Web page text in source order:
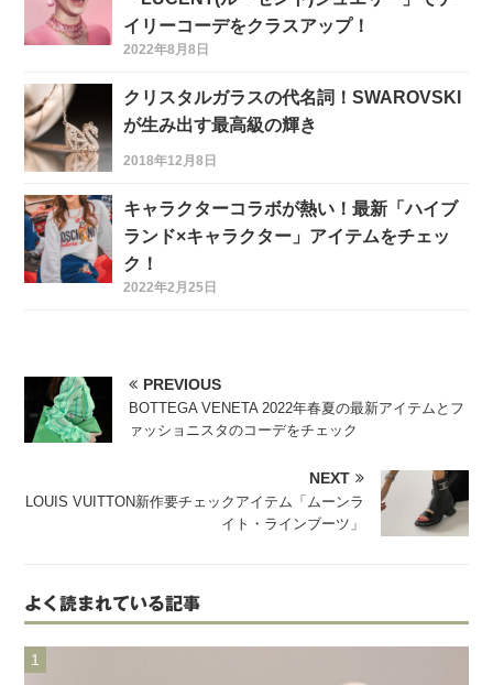
イリーコーデをクラスアップ！
2022年8月8日
クリスタルガラスの代名詞！SWAROVSKI
が生み出す最高級の輝き
2018年12月8日
キャラクターコラボが熱い！最新「ハイブ
ランド×キャラクター」アイテムをチェッ
ク！
2022年2月25日
PREVIOUS
BOTTEGA VENETA 2022年春夏の最新アイテムとフ
ァッショニスタのコーデをチェック
NEXT
LOUIS VUITTON新作要チェックアイテム「ムーンラ
イト・ラインブーツ」
よく読まれている記事